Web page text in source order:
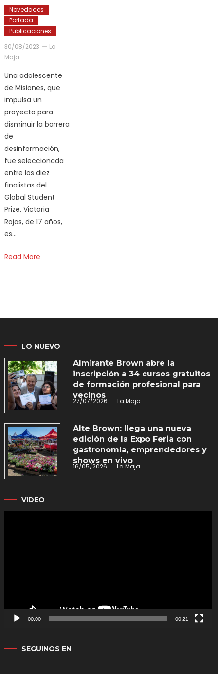
Novedades
Portada
Publicaciones
30/08/2023
La
Maja
Una adolescente
de Misiones, que
impulsa un
proyecto para
disminuir la barrera
de
desinformación,
fue seleccionada
entre los diez
finalistas del
Global Student
Prize. Victoria
Rojas, de 17 años,
es…
Read More
LO NUEVO
Almirante Brown abre la
inscripción a 34 cursos gratuitos
de formación profesional para
vecinos
27/07/2026 La Maja
Alte Brown: llega una nueva
edición de la Expo Feria con
gastronomía, emprendedores y
shows en vivo
16/05/2026 La Maja
VIDEO
00:00 00:21
SEGUINOS EN